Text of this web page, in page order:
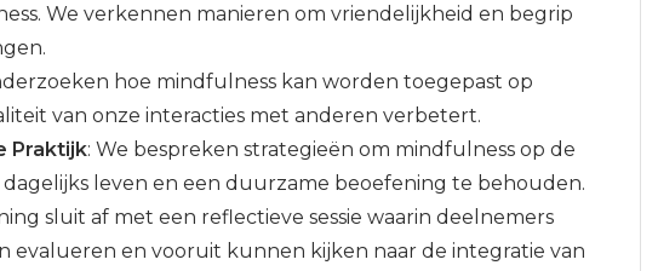
We verkennen manieren om vriendelijkheid en begrip
hoe mindfulness kan worden toegepast op
van onze interacties met anderen verbetert.
Praktijk: We bespreken strategieën om mindfulness op de
leven en een duurzame beoefening te behouden.
sluit af met een reflectieve sessie waarin deelnemers
evalueren en vooruit kunnen kijken naar de integratie van